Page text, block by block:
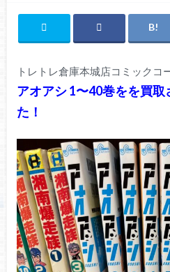
トレトレ倉庫本城店コミックコ
アオアシ 1〜40巻をを買
た！